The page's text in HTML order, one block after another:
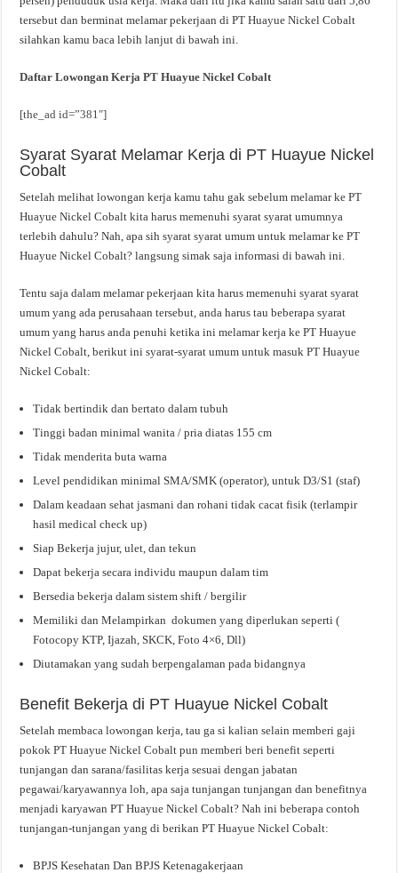
tersebut dan berminat melamar pekerjaan di PT Huayue Nickel Cobalt
silahkan kamu baca lebih lanjut di bawah ini.
Daftar Lowongan Kerja PT Huayue Nickel Cobalt
[the_ad id=”381″]
Syarat Syarat Melamar Kerja di PT Huayue Nickel
Cobalt
Setelah melihat lowongan kerja kamu tahu gak sebelum melamar ke PT
Huayue Nickel Cobalt kita harus memenuhi syarat syarat umumnya
terlebih dahulu? Nah, apa sih syarat syarat umum untuk melamar ke PT
Huayue Nickel Cobalt? langsung simak saja informasi di bawah ini.
Tentu saja dalam melamar pekerjaan kita harus memenuhi syarat syarat
umum yang ada perusahaan tersebut, anda harus tau beberapa syarat
umum yang harus anda penuhi ketika ini melamar kerja ke PT Huayue
Nickel Cobalt, berikut ini syarat-syarat umum untuk masuk PT Huayue
Nickel Cobalt:
Tidak bertindik dan bertato dalam tubuh
Tinggi badan minimal wanita / pria diatas 155 cm
Tidak menderita buta warna
Level pendidikan minimal SMA/SMK (operator), untuk D3/S1 (staf)
Dalam keadaan sehat jasmani dan rohani tidak cacat fisik (terlampir
hasil medical check up)
Siap Bekerja jujur, ulet, dan tekun
Dapat bekerja secara individu maupun dalam tim
Bersedia bekerja dalam sistem shift / bergilir
Memiliki dan Melampirkan dokumen yang diperlukan seperti (
Fotocopy KTP, Ijazah, SKCK, Foto 4×6, Dll)
Diutamakan yang sudah berpengalaman pada bidangnya
Benefit Bekerja di PT Huayue Nickel Cobalt
Setelah membaca lowongan kerja, tau ga si kalian selain memberi gaji
pokok PT Huayue Nickel Cobalt pun memberi beri benefit seperti
tunjangan dan sarana/fasilitas kerja sesuai dengan jabatan
pegawai/karyawannya loh, apa saja tunjangan tunjangan dan benefitnya
menjadi karyawan PT Huayue Nickel Cobalt? Nah ini beberapa contoh
tunjangan-tunjangan yang di berikan PT Huayue Nickel Cobalt:
BPJS Kesehatan Dan BPJS Ketenagakerjaan